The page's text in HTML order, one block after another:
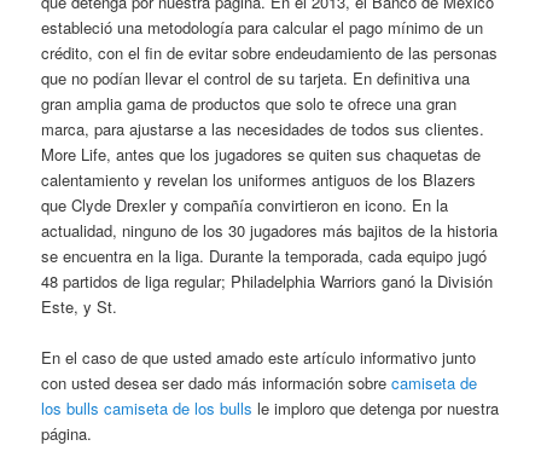
estableció una metodología para calcular el pago mínimo de un
crédito, con el fin de evitar sobre endeudamiento de las personas
que no podían llevar el control de su tarjeta. En definitiva una
gran amplia gama de productos que solo te ofrece una gran
marca, para ajustarse a las necesidades de todos sus clientes.
More Life, antes que los jugadores se quiten sus chaquetas de
calentamiento y revelan los uniformes antiguos de los Blazers
que Clyde Drexler y compañía convirtieron en icono. En la
actualidad, ninguno de los 30 jugadores más bajitos de la historia
se encuentra en la liga. Durante la temporada, cada equipo jugó
48 partidos de liga regular; Philadelphia Warriors ganó la División
Este, y St.
En el caso de que usted amado este artículo informativo junto
con usted desea ser dado más información sobrecamiseta de
los bulls camiseta de los bulls le imploro que detenga por nuestra
página.